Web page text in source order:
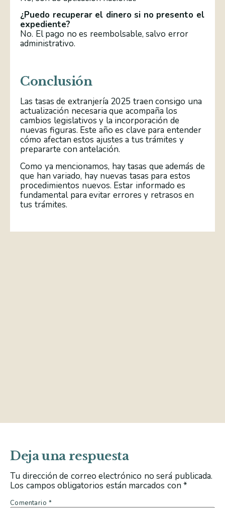
¿Puedo recuperar el dinero si no presento el
expediente?
No. El pago no es reembolsable, salvo error
administrativo.
Conclusión
Las tasas de extranjería 2025 traen consigo una
actualización necesaria que acompaña los
cambios legislativos y la incorporación de
nuevas figuras. Este año es clave para entender
cómo afectan estos ajustes a tus trámites y
prepararte con antelación.
Como ya mencionamos, hay tasas que además de
que han variado, hay nuevas tasas para estos
procedimientos nuevos. Estar informado es
fundamental para evitar errores y retrasos en
tus trámites.
Deja una respuesta
Tu dirección de correo electrónico no será publicada.
Los campos obligatorios están marcados con *
Comentario *